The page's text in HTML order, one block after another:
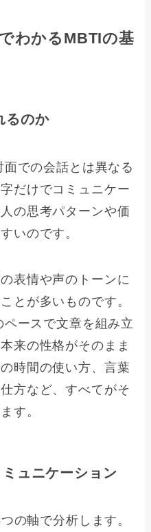
わかるMBTIの基
るのか
での会話とは異なる
だけでコミュニケー
の思考パターンや価
いのです。
表情や声のトーンに
とが多いものです。
ースで文章を組み立
来の性格がそのまま
時間の使い方、言葉
方など、すべてがそ
す。
ュニケーション
の軸で分析します。